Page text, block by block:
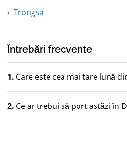
Trongsa
Întrebări frecvente
1. Care este cea mai tare lună
2. Ce ar trebui să port astăzi în